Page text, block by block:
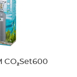
EHEIM CO₂Set600